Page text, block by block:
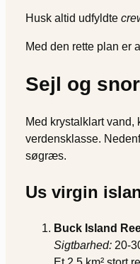
Husk altid udfyldte
Med den rette plan er
Sejl og
Med krystalklart
verdensklasse.
søgræs.
Us virgin
Buck Island
Sigtbarhed: 20-